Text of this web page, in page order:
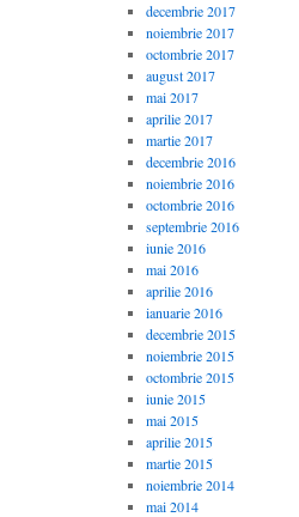
decembrie 2017
noiembrie 2017
octombrie 2017
august 2017
mai 2017
aprilie 2017
martie 2017
decembrie 2016
noiembrie 2016
octombrie 2016
septembrie 2016
iunie 2016
mai 2016
aprilie 2016
ianuarie 2016
decembrie 2015
noiembrie 2015
octombrie 2015
iunie 2015
mai 2015
aprilie 2015
martie 2015
noiembrie 2014
mai 2014